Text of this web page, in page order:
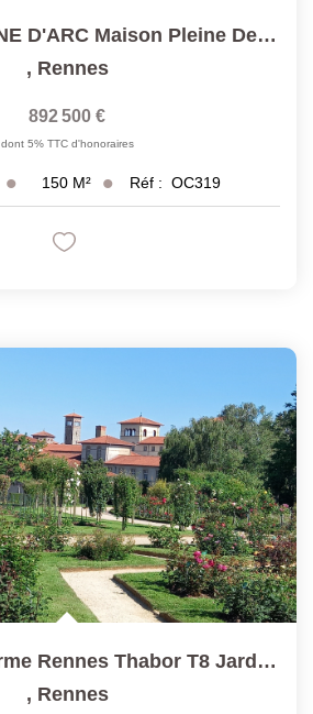
RENNES JEANNE D'ARC Maison Pleine De Charme.150 M²...
, Rennes
892 500 €
dont 5% TTC d'honoraires
150 M² Réf : OC319
Maison De Charme Rennes Thabor T8 Jardin Clos Et Arboré...
, Rennes